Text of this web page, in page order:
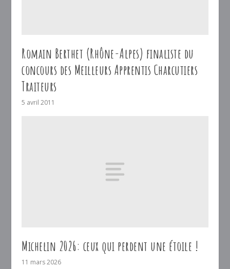
Romain Berthet (Rhône-Alpes) finaliste du
concours des Meilleurs Apprentis Charcutiers
Traiteurs
5 avril 2011
Michelin 2026: ceux qui perdent une étoile !
11 mars 2026